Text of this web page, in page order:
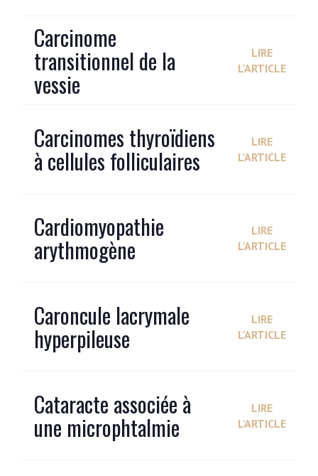
Carcinome
transitionnel de la
vessie
LIRE
L'ARTICLE
Carcinomes thyroïdiens
à cellules folliculaires
LIRE
L'ARTICLE
Cardiomyopathie
arythmogène
LIRE
L'ARTICLE
Caroncule lacrymale
hyperpileuse
LIRE
L'ARTICLE
Cataracte associée à
une microphtalmie
LIRE
L'ARTICLE